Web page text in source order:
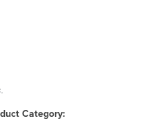
Category